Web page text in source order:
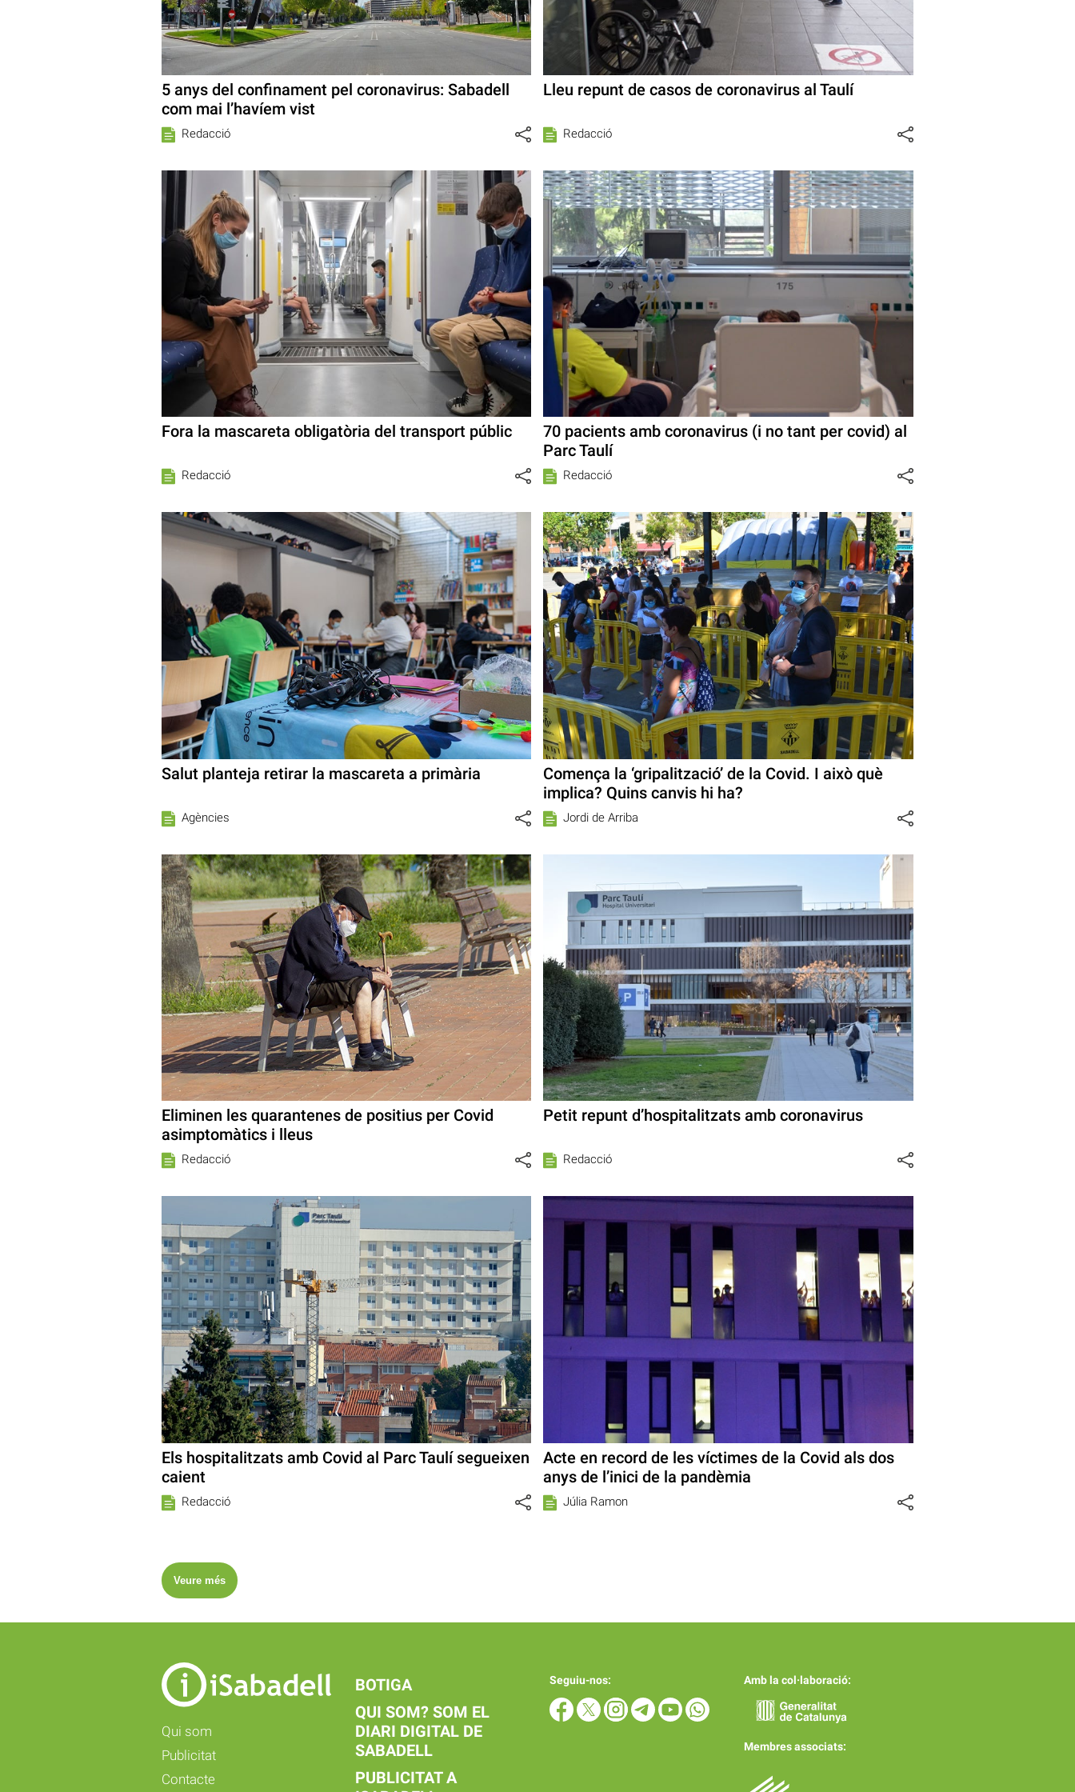
5 anys del confinament pel coronavirus: Sabadell
com mai l’havíem vist
Redacció
Lleu repunt de casos de coronavirus al Taulí
Redacció
Fora la mascareta obligatòria del transport públic
Redacció
70 pacients amb coronavirus (i no tant per covid) al
Parc Taulí
Redacció
Salut planteja retirar la mascareta a primària
Agències
Comença la ‘gripalització’ de la Covid. I això què
implica? Quins canvis hi ha?
Jordi de Arriba
Eliminen les quarantenes de positius per Covid
asimptomàtics i lleus
Redacció
Petit repunt d’hospitalitzats amb coronavirus
Redacció
Els hospitalitzats amb Covid al Parc Taulí segueixen
caient
Redacció
Acte en record de les víctimes de la Covid als dos
anys de l’inici de la pandèmia
Júlia Ramon
Veure més
Qui som
Publicitat
Contacte
BOTIGA
QUI SOM? SOM EL
DIARI DIGITAL DE
SABADELL
PUBLICITAT A
Seguiu-nos: Amb la col·laboració:
Membres associats: